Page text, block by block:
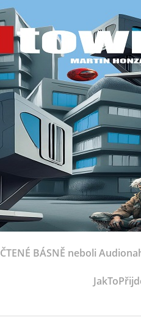
ČTENÉ BÁSNĚ neboli